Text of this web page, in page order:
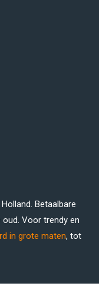
Betaalbare
Voor trendy en
in grote maten, tot